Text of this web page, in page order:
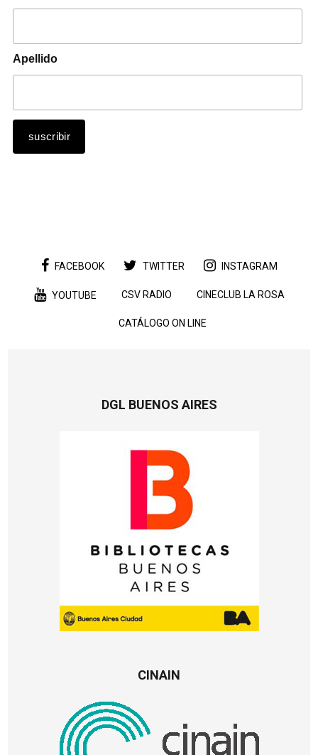
Apellido
FACEBOOK TWITTER INSTAGRAM
YOUTUBE CSV RADIO CINECLUB LA ROSA
CATÁLOGO ON LINE
DGL BUENOS AIRES
CINAIN